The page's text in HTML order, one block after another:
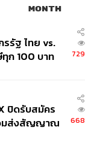
รียญเป็นวันที่เกิด
นขุดเหรียญคริป
บาท (มูลค่าดูได้
าน ก.ล.ต.) แต่ไม่
รียญนี้เพิ่มมูลค่า
าท (หักค่า
อยื่นแบบในปี
แต่มีค่าใช้จ่าย
าเสื่อมราคา
MONTH
รัฐ ไทย vs.
ทุก 100 บาท
729
ปิดรับสมัคร
มส่งสัญญาณ
668